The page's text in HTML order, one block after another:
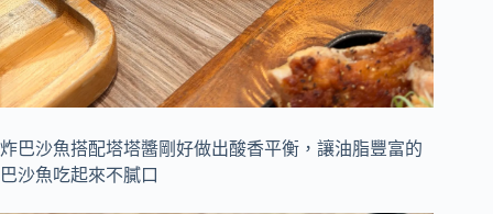
炸巴沙魚搭配塔塔醬剛好做出酸香平衡，讓油脂豐富的
巴沙魚吃起來不膩口